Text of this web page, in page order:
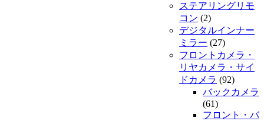
ステアリングリモ
コン (2)
デジタルインナー
ミラー (27)
フロントカメラ・
リヤカメラ・サイ
ドカメラ (92)
バックカメラ
(61)
フロント・バ